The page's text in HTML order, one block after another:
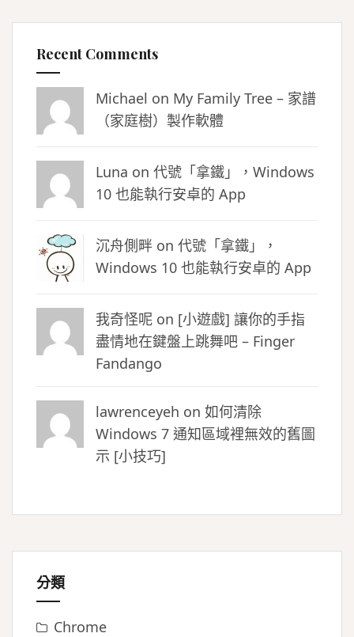
Recent Comments
Michael on My Family Tree – 家譜
（家庭樹）製作軟體
Luna on 代號「拿鐵」，Windows
10 也能執行安卓的 App
沉舟側畔 on 代號「拿鐵」，
Windows 10 也能執行安卓的 App
我奇怪呢 on [小遊戲] 讓你的手指
盡情地在鍵盤上跳舞吧 – Finger
Fandango
lawrenceyeh on 如何清除
Windows 7 通知區域裡無效的舊圖
示 [小技巧]
分類
Chrome